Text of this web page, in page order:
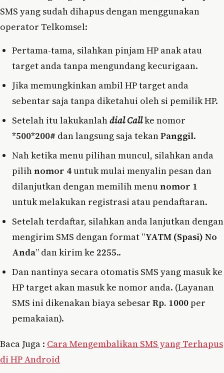
SMS yang sudah dihapus dengan menggunakan
operator Telkomsel:
Pertama-tama, silahkan pinjam HP anak atau
target anda tanpa mengundang kecurigaan.
Jika memungkinkan ambil HP target anda
sebentar saja tanpa diketahui oleh si pemilik HP.
Setelah itu lakukanlahdial Callke nomor
*500*200# dan langsung saja tekanPanggil.
Nah ketika menu pilihan muncul, silahkan anda
pilihnomor 4untuk mulai menyalin pesan dan
dilanjutkan dengan memilih menunomor 1
untuk melakukan registrasi atau pendaftaran.
Setelah terdaftar, silahkan anda lanjutkan dengan
mengirim SMS dengan format “YATM (Spasi) No
Anda” dan kirim ke 2255..
Dan nantinya secara otomatis SMS yang masuk ke
HP target akan masuk ke nomor anda. (Layanan
SMS ini dikenakan biaya sebesar Rp. 1000per
pemakaian).
Baca Juga : Cara Mengembalikan SMS yang Terhapus
di HP Android